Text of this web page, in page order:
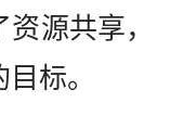
源共享，
标。